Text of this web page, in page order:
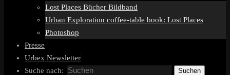
Lost Places Bücher Bildband
Urban Exploration coffee-table book: Lost Places
Photoshop
Presse
Urbex Newsletter
Suche nach:
Suchen